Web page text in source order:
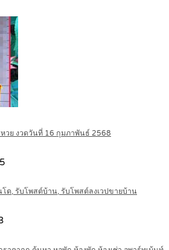
วย งวดวันที่ 16 กุมภาพันธ์ 2568
ด, รับโพสต์บ้าน, รับโพสต์ลงเวปขายบ้าน